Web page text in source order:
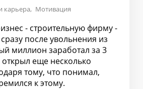
карьера Мотивация
- строительную фирму -
после увольнения из
миллион заработал за 3
еще несколько
тому, что понимал,
к этому.